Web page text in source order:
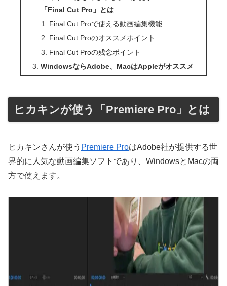
「Final Cut Pro」とは
Final Cut Proで使える動画編集機能
Final Cut Proのオススメポイント
Final Cut Proの残念ポイント
WindowsならAdobe、MacはAppleがオススメ
ヒカキンが使う「Premiere Pro」とは
ヒカキンさんが使う Premiere ProはAdobe社が提供する世
界的に人気な動画編集ソフトであり、WindowsとMacの両
方で使えます。